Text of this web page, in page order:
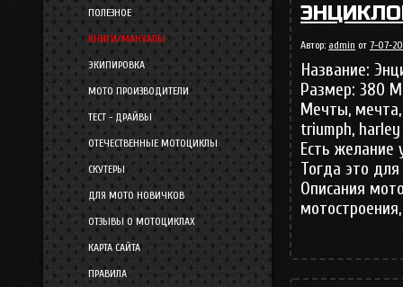
ПОЛЕЗНОЕ
КНИГИ/МАНУАЛЫ
ЭКИПИРОВКА
МОТО ПРОИЗВОДИТЕЛИ
ТЕСТ - ДРАЙВЫ
ОТЕЧЕСТВЕННЫЕ МОТОЦИКЛЫ
СКУТЕРЫ
ДЛЯ МОТО НОВИЧКОВ
ОТЗЫВЫ О МОТОЦИКЛАХ
КАРТА САЙТА
ПРАВИЛА
Автор: admin от 7-07-
Название:
Размер: 380
Мечты,
triumph,
Есть желание
Тогда это для
Описания